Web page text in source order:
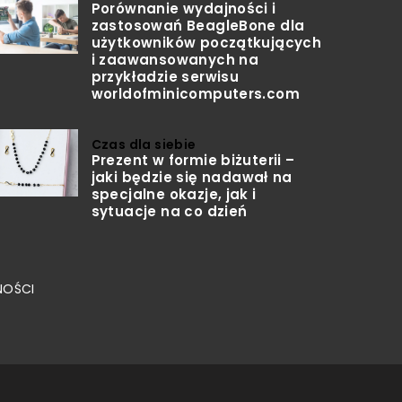
Porównanie wydajności i
zastosowań BeagleBone dla
użytkowników początkujących
i zaawansowanych na
przykładzie serwisu
worldofminicomputers.com
Czas dla siebie
Prezent w formie biżuterii –
jaki będzie się nadawał na
specjalne okazje, jak i
sytuacje na co dzień